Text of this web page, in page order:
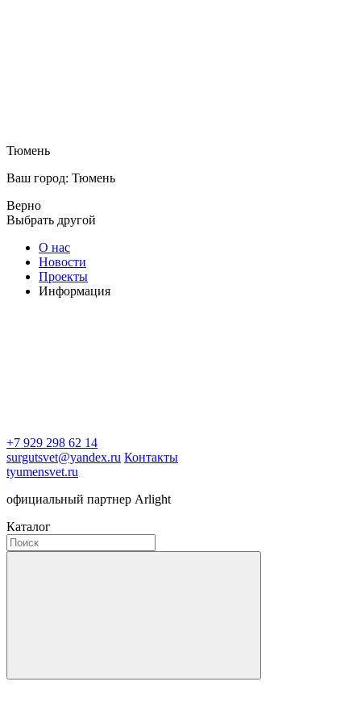
Тюмень
Ваш город: Тюмень
Верно
Выбрать другой
О нас
Новости
Проекты
Информация
+7 929 298 62 14
surgutsvet@yandex.ru Контакты
tyumensvet.ru
официальный партнер Arlight
Каталог